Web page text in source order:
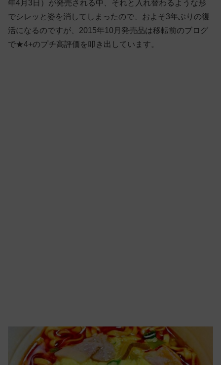
年4月3日）が発売される中、それと入れ替わるような形
でシレッと姿を消してしまったので、およそ3年ぶりの復
活になるのですが、2015年10月発売品は移転前のブログ
で★4+のプチ高評価を叩き出しています。